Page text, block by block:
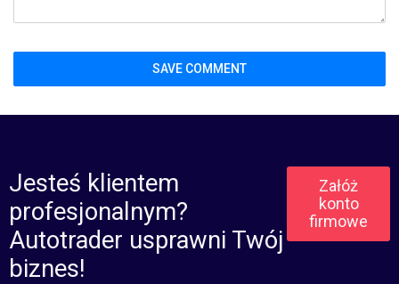
Jesteś klientem
profesjonalnym?
Autotrader usprawni Twój
biznes!
Załóż
konto
firmowe